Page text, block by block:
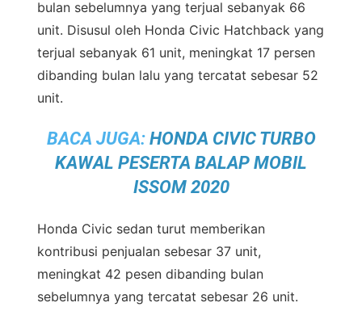
bulan sebelumnya yang terjual sebanyak 66
unit. Disusul oleh Honda Civic Hatchback yang
terjual sebanyak 61 unit, meningkat 17 persen
dibanding bulan lalu yang tercatat sebesar 52
unit.
BACA JUGA: HONDA CIVIC TURBO
KAWAL PESERTA BALAP MOBIL
ISSOM 2020
Honda Civic sedan turut memberikan
kontribusi penjualan sebesar 37 unit,
meningkat 42 pesen dibanding bulan
sebelumnya yang tercatat sebesar 26 unit.